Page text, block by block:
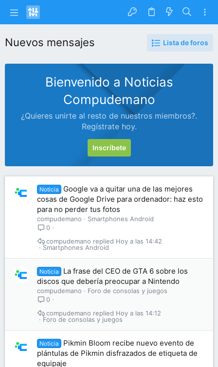
Nuevos mensajes Lista de foros
Bienvenido a Noticias
Compudemano
¿Quieres unirte al resto de nuestros miembros?.
Regístrate hoy.
Inscríbete
Noticia
Google va a quitar una de las mejores
cosas de Google Drive para ordenador: haz esto
para no perder tus fotos
compudemano
Smartphones Android
0
Smartphones Android
Hoy a las 14:42
compudemano
Noticia
La frase del CEO de GTA 6 sobre los
discos que debería preocupar a Nintendo
compudemano
Foro de consolas y juegos
0
Foro de consolas y juegos
Hoy a las 14:12
compudemano
Noticia
Pikmin Bloom recibe nuevo evento de
plántulas de Pikmin disfrazados de etiqueta de
equipaje